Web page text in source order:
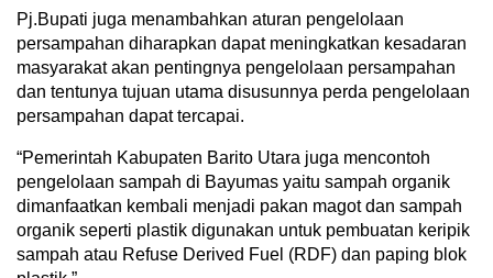
Pj.Bupati juga menambahkan aturan pengelolaan
persampahan diharapkan dapat meningkatkan kesadaran
masyarakat akan pentingnya pengelolaan persampahan
dan tentunya tujuan utama disusunnya perda pengelolaan
persampahan dapat tercapai.
“Pemerintah Kabupaten Barito Utara juga mencontoh
pengelolaan sampah di Bayumas yaitu sampah organik
dimanfaatkan kembali menjadi pakan magot dan sampah
organik seperti plastik digunakan untuk pembuatan keripik
sampah atau Refuse Derived Fuel (RDF) dan paping blok